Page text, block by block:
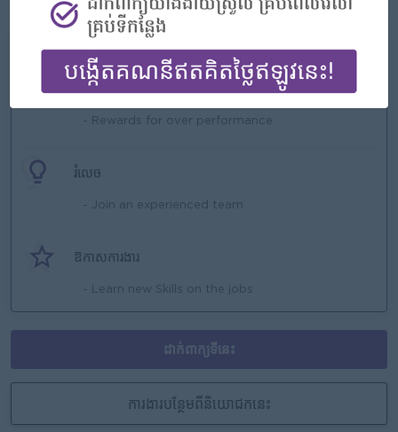
អ្វីដែលយើងផ្ដល់
អត្ថប្រយោជន៍
- Rewards for over performance
រំលេច
- Join an experienced team
ឱកាសការងារ
- Learn new Skills on the jobs
ដាក់ពាក្យទីនេះ
ការងារបន្ថែមពីនិយោជកនេះ